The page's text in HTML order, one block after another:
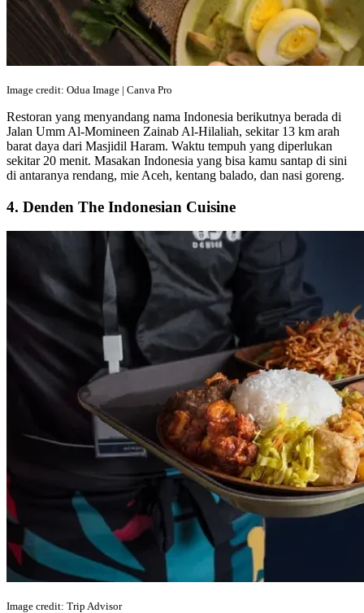
Image credit: Odua Image | Canva Pro
Restoran yang menyandang nama Indonesia berikutnya berada di
Jalan Umm Al-Momineen Zainab Al-Hilaliah, sekitar 13 km arah
barat daya dari Masjidil Haram. Waktu tempuh yang diperlukan
sekitar 20 menit. Masakan Indonesia yang bisa kamu santap di sini
di antaranya rendang, mie Aceh, kentang balado, dan nasi goreng.
4. Denden The Indonesian Cuisine
Image credit: Trip Advisor